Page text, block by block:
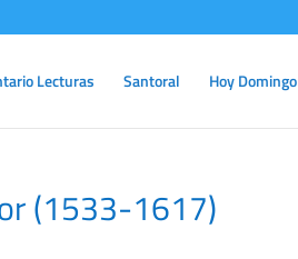
Lecturas Santoral Hoy Domingo
(1533-1617)